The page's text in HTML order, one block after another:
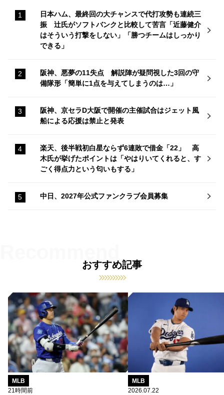
日本ハム、最終回の大チャンスで代打攻勢も連続三
振 辻氏がソフトバンクと比較して苦言「近藤健介
はそういう打撃をしない」「勝つチームはしっかり
できる」
阪神、悪夢の11失点 解説陣が疑問視した3回の守
備隊形「簡単に1点を与えてしまうのは…」
阪神、京セラD大阪で開催の主催試合はジェット風
船による応援は禁止と発表
楽天、後半戦初白星ならず6連敗で借金「22」 高
木氏が挙げたポイントは「やはりいてくれると、す
ごく得点力という匂いもする」
中日、2027年公式ファンクラブ会員募集
おすすめ記事
MLB
21時間前
MLB
2026.07.22